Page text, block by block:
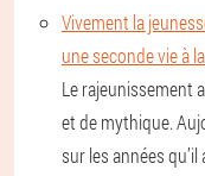
Vivement la
une seconde vie à
Le rajeunissement
et de mythique.
sur les années